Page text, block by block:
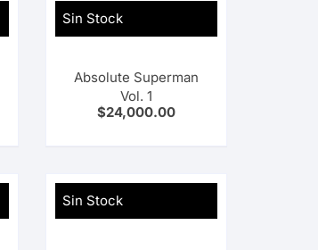
Sin Stock
Absolute Superman
Vol. 1
$24,000.00
Sin Stock